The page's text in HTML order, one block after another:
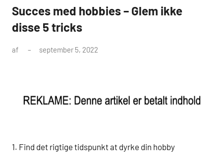
Succes med hobbies – Glem ikke
disse 5 tricks
af september 5, 2022
1. Find det rigtige tidspunkt at dyrke din hobby